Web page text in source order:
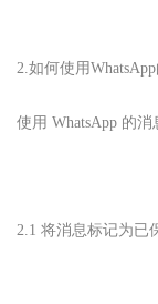
2.如何使用WhatsApp
使用 WhatsApp 的
2.1 将消息标记为已